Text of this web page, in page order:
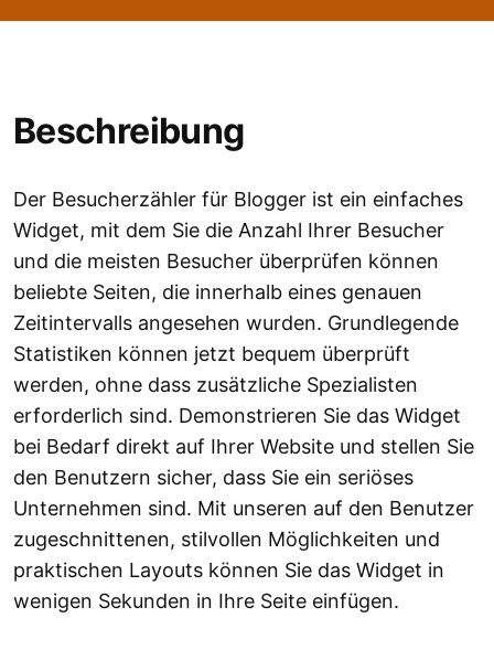
Beschreibung
Der Besucherzähler für Blogger ist ein einfaches
Widget, mit dem Sie die Anzahl Ihrer Besucher
und die meisten Besucher überprüfen können
beliebte Seiten, die innerhalb eines genauen
Zeitintervalls angesehen wurden. Grundlegende
Statistiken können jetzt bequem überprüft
werden, ohne dass zusätzliche Spezialisten
erforderlich sind. Demonstrieren Sie das Widget
bei Bedarf direkt auf Ihrer Website und stellen Sie
den Benutzern sicher, dass Sie ein seriöses
Unternehmen sind. Mit unseren auf den Benutzer
zugeschnittenen, stilvollen Möglichkeiten und
praktischen Layouts können Sie das Widget in
wenigen Sekunden in Ihre Seite einfügen.